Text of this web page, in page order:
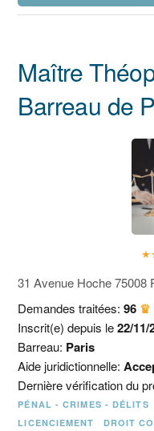
Maître
Barreau de
★
31 Avenue Hoche 75008
Demandes traitées:96 ♛
Inscrit(e) depuis le22/11/
Barreau: Paris
Aide juridictionnelle:
Dernière vérification du
PÉNAL - CRIMES - DÉLITS
LICENCIEMENT
DROIT